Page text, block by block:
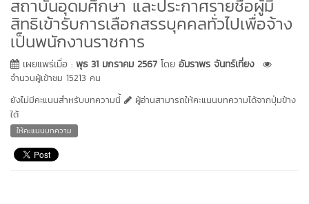
สถาบันอุดมศึกษา และประกาศรายชื่อผู้มี
สิทธิเข้ารับการเลือกสรรบุคคลทั่วไปเพื่อจ้าง
เป็นพนักงานราชการ
เผยแพร่เมื่อ : พุธ 31 มกราคม 2567 โดย อัมราพร จันทร์เที่ยง
จำนวนผู้เข้าชม 15213 คน
ยังไม่มีคะแนนสำหรับบทความนี้
ผู้อ่านสามารถให้คะแนนบทความได้จากปุ่มข้าง
ใต้
ให้คะแนนบทความ